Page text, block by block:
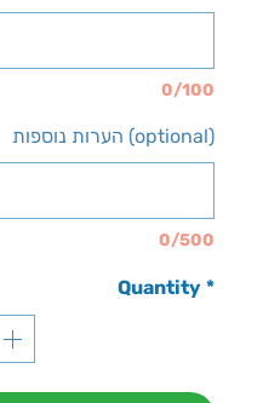
0/100
הערות נוספות (optional)
0/500
Quantity *